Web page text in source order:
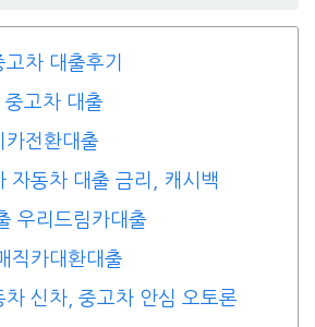
차 대출후기
중고차 대출
카전환대출
자동차 대출 금리, 캐시백
우리드림카대출
직카대환대출
차 신차, 중고차 안심 오토론